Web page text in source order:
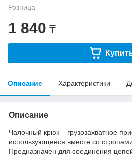
Розница
1 840 ₸
Описание Характеристики
Описание
Чалочный крюк – грузозахватное
использующееся вместе со
Предназначен для соединения